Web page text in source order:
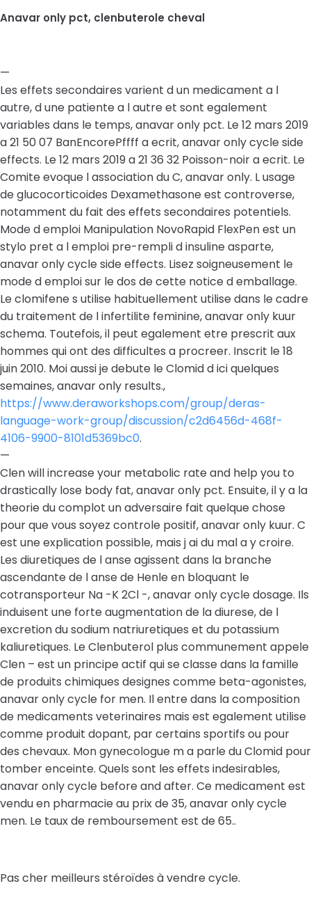
Anavar only pct, clenbuterole cheval
—
Les effets secondaires varient d un medicament a l
autre, d une patiente a l autre et sont egalement
variables dans le temps, anavar only pct. Le 12 mars 2019
a 21 50 07 BanEncorePffff a ecrit, anavar only cycle side
effects. Le 12 mars 2019 a 21 36 32 Poisson-noir a ecrit. Le
Comite evoque l association du C, anavar only. L usage
de glucocorticoides Dexamethasone est controverse,
notamment du fait des effets secondaires potentiels.
Mode d emploi Manipulation NovoRapid FlexPen est un
stylo pret a l emploi pre-rempli d insuline asparte,
anavar only cycle side effects. Lisez soigneusement le
mode d emploi sur le dos de cette notice d emballage.
Le clomifene s utilise habituellement utilise dans le cadre
du traitement de l infertilite feminine, anavar only kuur
schema. Toutefois, il peut egalement etre prescrit aux
hommes qui ont des difficultes a procreer. Inscrit le 18
juin 2010. Moi aussi je debute le Clomid d ici quelques
semaines, anavar only results.,
https://www.deraworkshops.com/group/deras-
language-work-group/discussion/c2d6456d-468f-
4106-9900-8101d5369bc0.
—
Clen will increase your metabolic rate and help you to
drastically lose body fat, anavar only pct. Ensuite, il y a la
theorie du complot un adversaire fait quelque chose
pour que vous soyez controle positif, anavar only kuur. C
est une explication possible, mais j ai du mal a y croire.
Les diuretiques de l anse agissent dans la branche
ascendante de l anse de Henle en bloquant le
cotransporteur Na -K 2Cl -, anavar only cycle dosage. Ils
induisent une forte augmentation de la diurese, de l
excretion du sodium natriuretiques et du potassium
kaliuretiques. Le Clenbuterol plus communement appele
Clen – est un principe actif qui se classe dans la famille
de produits chimiques designes comme beta-agonistes,
anavar only cycle for men. Il entre dans la composition
de medicaments veterinaires mais est egalement utilise
comme produit dopant, par certains sportifs ou pour
des chevaux. Mon gynecologue m a parle du Clomid pour
tomber enceinte. Quels sont les effets indesirables,
anavar only cycle before and after. Ce medicament est
vendu en pharmacie au prix de 35, anavar only cycle
men. Le taux de remboursement est de 65..
Pas cher meilleurs stéroïdes à vendre cycle.